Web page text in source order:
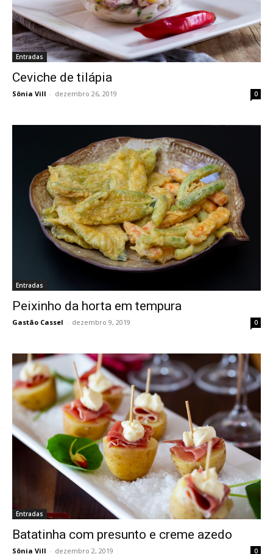
Entradas
Ceviche de tilápia
Sônia Vill - dezembro 26, 2019 0
Entradas
Peixinho da horta em tempura
Gastão Cassel - dezembro 9, 2019 0
Entradas
Batatinha com presunto e creme azedo
Sônia Vill - dezembro 2, 2019 0